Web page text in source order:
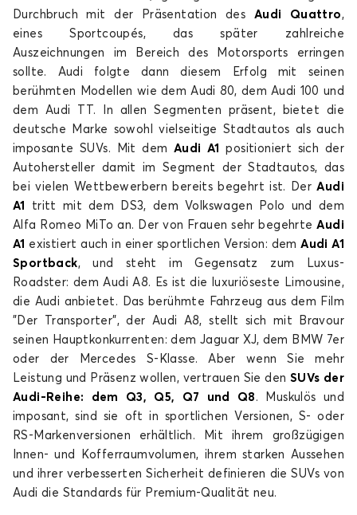
Fußmatten für AUDI A3
A4
Fußmatten für AUDI A4
A5
Fußmatten für AUDI A5
Durchbruch mit der Präsentation des Audi Quattro,
eines Sportcoupés, das später zahlreiche
Auszeichnungen im Bereich des Motorsports erringen
sollte. Audi folgte dann diesem Erfolg mit seinen
berühmten Modellen wie dem Audi 80, dem Audi 100 und
dem Audi TT. In allen Segmenten präsent, bietet die
deutsche Marke sowohl vielseitige Stadtautos als auch
imposante SUVs. Mit dem Audi A1
positioniert sich der
Autohersteller damit im Segment der Stadtautos, das
bei vielen Wettbewerbern bereits begehrt ist. DerAudi
A1
tritt mit dem DS3, dem Volkswagen Polo und dem
Alfa Romeo MiTo an. Der von Frauen sehr begehrte Audi
A1 existiert auch in einer sportlichen Version: demAudi A1
Sportback, und steht im Gegensatz zum Luxus-
Roadster: dem Audi A8. Es ist die luxuriöseste Limousine,
die Audi anbietet. Das berühmte Fahrzeug aus dem Film
"Der Transporter", der Audi A8, stellt sich mit Bravour
seinen Hauptkonkurrenten: dem Jaguar XJ, dem BMW 7er
oder der Mercedes S-Klasse. Aber wenn Sie mehr
Leistung und Präsenz wollen, vertrauen Sie den SUVs der
Audi-Reihe: dem Q3, Q5, Q7 und Q8 . Muskulös und
imposant, sind sie oft in sportlichen Versionen, S- oder
RS-Markenversionen erhältlich. Mit ihrem großzügigen
Innen- und Kofferraumvolumen, ihrem starken Aussehen
und ihrer verbesserten Sicherheit definieren die SUVs von
Audi die Standards für Premium-Qualität neu.